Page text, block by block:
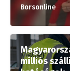
Borsonline
milliós